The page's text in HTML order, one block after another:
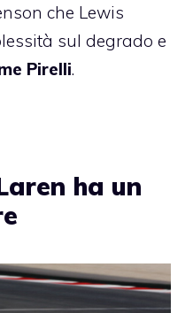
che Lewis
sul degrado e
Pirelli.
ha un